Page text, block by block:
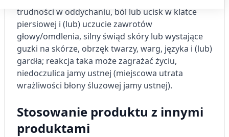
trudności w oddychaniu, ból lub ucisk w klatce
piersiowej i (lub) uczucie zawrotów
głowy/omdlenia, silny świąd skóry lub wystające
guzki na skórze, obrzęk twarzy, warg, języka i (lub)
gardła; reakcja taka może zagrażać życiu,
niedoczulica jamy ustnej (miejscowa utrata
wrażliwości błony śluzowej jamy ustnej).
Stosowanie produktu z innymi
produktami
Przechowywanie informacji na urządzeniu
lub dostęp do nich
Wykorzystywanie ograniczonych danych do
wyboru reklam
Tworzenie profili w celu
Wykorzystanie profili do wyboru
spersonalizowanych reklam